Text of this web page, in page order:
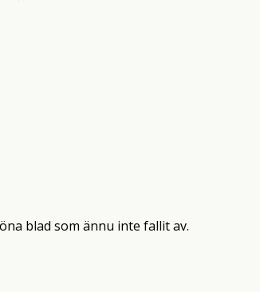
blad som ännu inte fallit av.